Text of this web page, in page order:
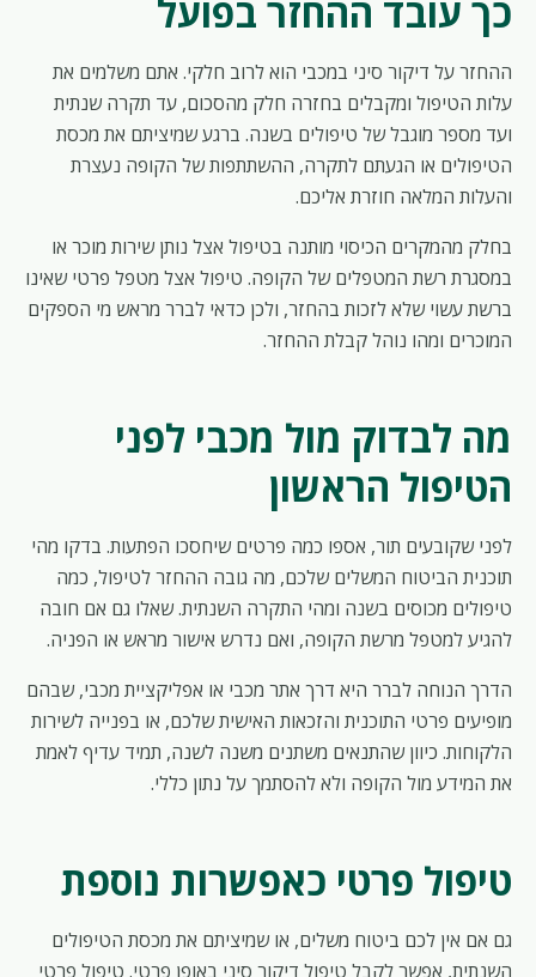
כך עובד ההחזר בפועל
ההחזר על דיקור סיני במכבי הוא לרוב חלקי. אתם משלמים את
עלות הטיפול ומקבלים בחזרה חלק מהסכום, עד תקרה שנתית
ועד מספר מוגבל של טיפולים בשנה. ברגע שמיציתם את מכסת
הטיפולים או הגעתם לתקרה, ההשתתפות של הקופה נעצרת
והעלות המלאה חוזרת אליכם.
בחלק מהמקרים הכיסוי מותנה בטיפול אצל נותן שירות מוכר או
במסגרת רשת המטפלים של הקופה. טיפול אצל מטפל פרטי שאינו
ברשת עשוי שלא לזכות בהחזר, ולכן כדאי לברר מראש מי הספקים
המוכרים ומהו נוהל קבלת ההחזר.
מה לבדוק מול מכבי לפני
הטיפול הראשון
לפני שקובעים תור, אספו כמה פרטים שיחסכו הפתעות. בדקו מהי
תוכנית הביטוח המשלים שלכם, מה גובה ההחזר לטיפול, כמה
טיפולים מכוסים בשנה ומהי התקרה השנתית. שאלו גם אם חובה
להגיע למטפל מרשת הקופה, ואם נדרש אישור מראש או הפניה.
הדרך הנוחה לברר היא דרך אתר מכבי או אפליקציית מכבי, שבהם
מופיעים פרטי התוכנית והזכאות האישית שלכם, או בפנייה לשירות
הלקוחות. כיוון שהתנאים משתנים משנה לשנה, תמיד עדיף לאמת
את המידע מול הקופה ולא להסתמך על נתון כללי.
טיפול פרטי כאפשרות נוספת
גם אם אין לכם ביטוח משלים, או שמיציתם את מכסת הטיפולים
השנתית, אפשר לקבל טיפול דיקור סיני באופן פרטי. טיפול פרטי